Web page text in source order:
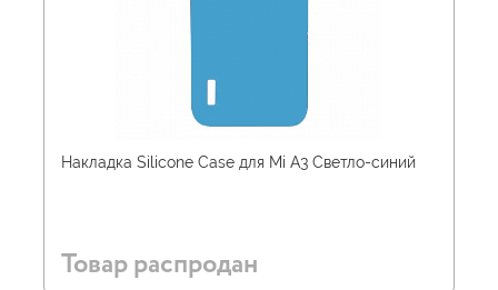
Накладка Silicone Case для Mi A3 Светло-синий
Товар распродан